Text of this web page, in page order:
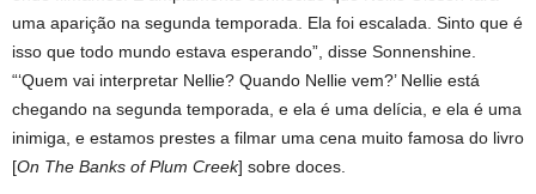
uma aparição na segunda temporada. Ela foi escalada. Sinto que é
isso que todo mundo estava esperando”, disse Sonnenshine.
“‘Quem vai interpretar Nellie? Quando Nellie vem?’ Nellie está
chegando na segunda temporada, e ela é uma delícia, e ela é uma
inimiga, e estamos prestes a filmar uma cena muito famosa do livro
[On The Banks of Plum Creek] sobre doces.